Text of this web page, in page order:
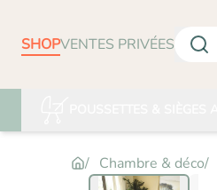
SHOPVENTES PRIVÉES
Chambre & déco